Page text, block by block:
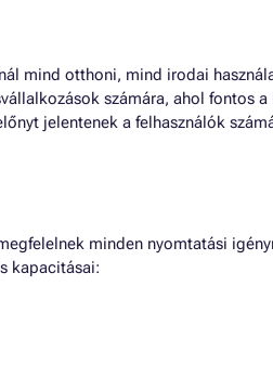
mind otthoni, mind irodai
számára, ahol fontos
jelentenek a felhasználók
minden nyomtatási
kapacitásai: